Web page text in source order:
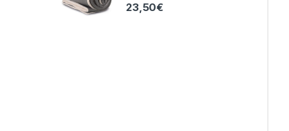
23,50€